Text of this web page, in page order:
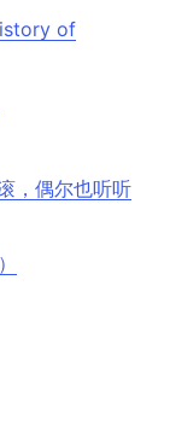
of
，偶尔也听听